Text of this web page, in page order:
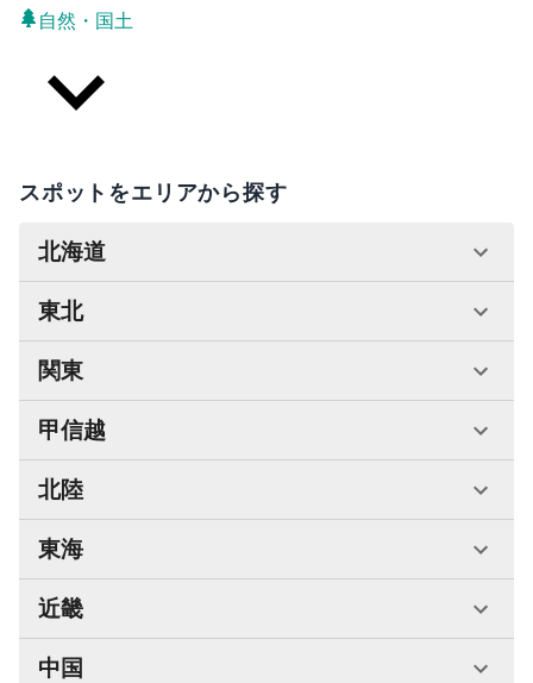
自然・国土
スポットをエリアから探す
北海道
東北
関東
甲信越
北陸
東海
近畿
中国